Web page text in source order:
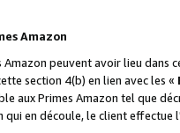
Amazon
peuvent avoir lieu dans
section 4(b) en lien avec les «
aux Primes Amazon tel que
qui en découle, le client